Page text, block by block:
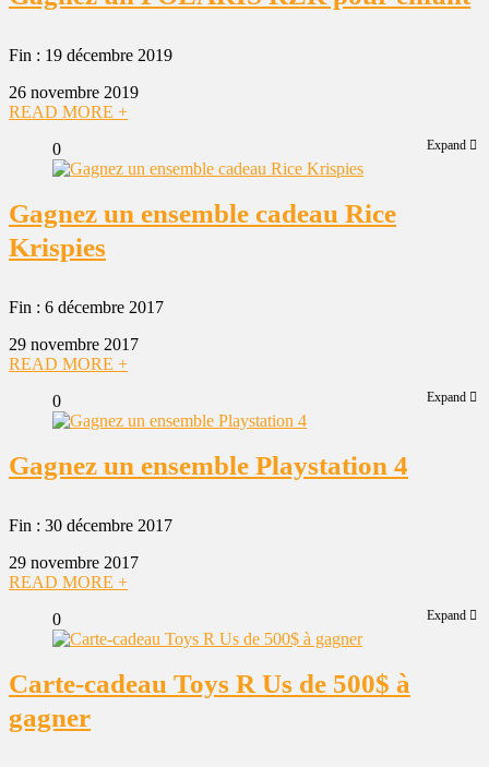
Fin : 19 décembre 2019
26 novembre 2019
READ MORE +
Expand
0
Gagnez un ensemble cadeau Rice
Krispies
Fin : 6 décembre 2017
29 novembre 2017
READ MORE +
Expand
0
Gagnez un ensemble Playstation 4
Fin : 30 décembre 2017
29 novembre 2017
READ MORE +
Expand
0
Carte-cadeau Toys R Us de 500$ à
gagner